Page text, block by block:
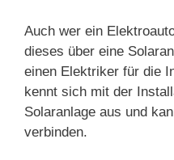
Auch wer ein
dieses über eine
einen Elektriker für die
kennt sich mit der
Solaranlage aus und
verbinden.